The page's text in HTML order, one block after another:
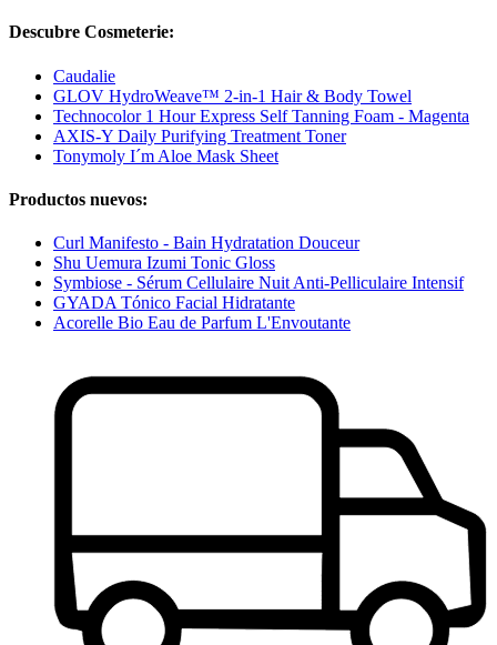
Descubre Cosmeterie:
Caudalie
GLOV HydroWeave™ 2-in-1 Hair & Body Towel
Technocolor 1 Hour Express Self Tanning Foam - Magenta
AXIS-Y Daily Purifying Treatment Toner
Tonymoly I´m Aloe Mask Sheet
Productos nuevos:
Curl Manifesto - Bain Hydratation Douceur
Shu Uemura Izumi Tonic Gloss
Symbiose - Sérum Cellulaire Nuit Anti-Pelliculaire Intensif
GYADA Tónico Facial Hidratante
Acorelle Bio Eau de Parfum L'Envoutante